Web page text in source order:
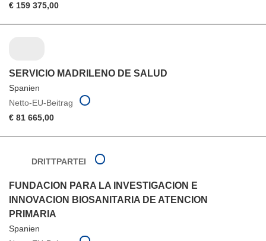
€ 159 375,00
SERVICIO MADRILENO DE SALUD
Spanien
Netto-EU-Beitrag
€ 81 665,00
DRITTPARTEI
FUNDACION PARA LA INVESTIGACION E
INNOVACION BIOSANITARIA DE ATENCION
PRIMARIA
Spanien